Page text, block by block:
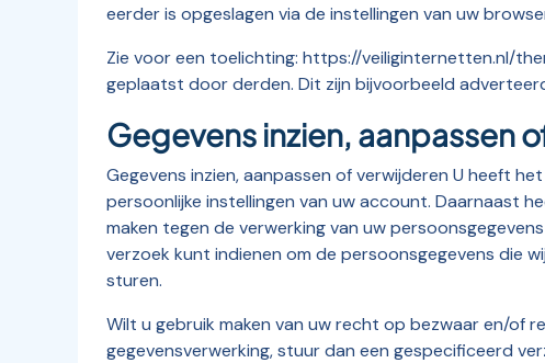
eerder is opgeslagen via de instellingen van uw
Zie voor een toelichting: https://veiliginternetten.nl/
geplaatst door derden. Dit zijn bijvoorbeeld
Gegevens inzien, aanpassen
Gegevens inzien, aanpassen of verwijderen U heeft
persoonlijke instellingen van uw account. Daarnaast
maken tegen de verwerking van uw
verzoek kunt indienen om de persoonsgegevens die
sturen.
Wilt u gebruik maken van uw recht op bezwaar en/of
gegevensverwerking, stuur dan een gespecificeerd